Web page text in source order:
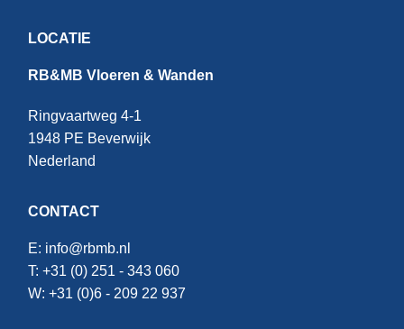
LOCATIE
RB&MB Vloeren & Wanden
Ringvaartweg 4-1
1948 PE Beverwijk
Nederland
CONTACT
E: info@rbmb.nl
T: +31 (0) 251 - 343 060
W: +31 (0)6 - 209 22 937